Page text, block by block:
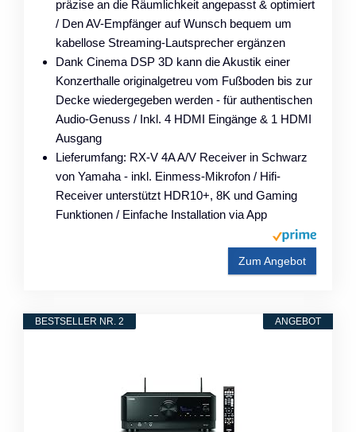
präzise an die Räumlichkeit angepasst & optimiert
/ Den AV-Empfänger auf Wunsch bequem um
kabellose Streaming-Lautsprecher ergänzen
Dank Cinema DSP 3D kann die Akustik einer
Konzerthalle originalgetreu vom Fußboden bis zur
Decke wiedergegeben werden - für authentischen
Audio-Genuss / Inkl. 4 HDMI Eingänge & 1 HDMI
Ausgang
Lieferumfang: RX-V 4A A/V Receiver in Schwarz
von Yamaha - inkl. Einmess-Mikrofon / Hifi-
Receiver unterstützt HDR10+, 8K und Gaming
Funktionen / Einfache Installation via App
Zum Angebot
ANGEBOT
BESTSELLER NR. 2